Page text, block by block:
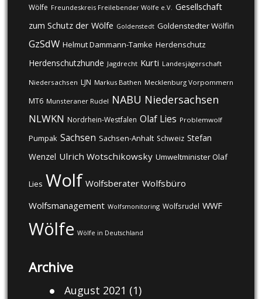
Wölfe Freundeskreis Freilebender Wölfe e.V. Gesellschaft
zum Schutz der Wölfe Goldenstedt Goldenstedter Wölfin
GzSdW Helmut Dammann-Tamke Herdenschutz
Herdenschutzhunde Jagdrecht Kurti Landesjägerschaft
Niedersachsen LJN Markus Bathen Mecklenburg Vorpommern
MT6 Munsteraner Rudel NABU Niedersachsen
NLWKN Nordrhein-Westfalen Olaf Lies Problemwolf
Pumpak Sachsen Sachsen-Anhalt Schweiz Stefan
Wenzel Ulrich Wotschikowsky Umweltminister Olaf
Lies Wolf Wolfsberater Wolfsbüro
Wolfsmanagement Wolfsmonitoring Wolfsrudel WWF
Wölfe Wölfe in Deutschland
Archive
August 2021 (1)